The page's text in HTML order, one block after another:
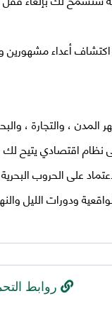
أعداء مشهورين
، والتجارة ،
على نظام اقتصادي
على الحروب
ودورات الليل
روابط